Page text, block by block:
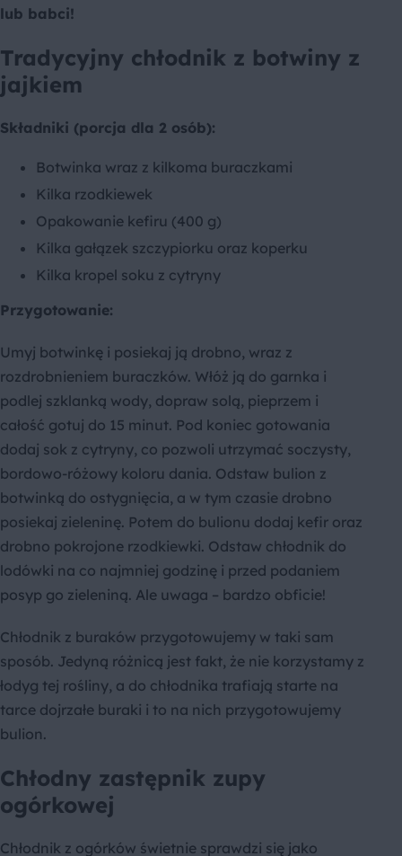
lub babci!
Tradycyjny chłodnik z botwiny z
jajkiem
Składniki (porcja dla 2 osób):
Botwinka wraz z kilkoma buraczkami
Kilka rzodkiewek
Opakowanie kefiru (400 g)
Kilka gałązek szczypiorku oraz koperku
Kilka kropel soku z cytryny
Przygotowanie:
Umyj botwinkę i posiekaj ją drobno, wraz z
rozdrobnieniem buraczków. Włóż ją do garnka i
podlej szklanką wody, dopraw solą, pieprzem i
całość gotuj do 15 minut. Pod koniec gotowania
dodaj sok z cytryny, co pozwoli utrzymać soczysty,
bordowo-różowy koloru dania. Odstaw bulion z
botwinką do ostygnięcia, a w tym czasie drobno
posiekaj zieleninę. Potem do bulionu dodaj kefir oraz
drobno pokrojone rzodkiewki. Odstaw chłodnik do
lodówki na co najmniej godzinę i przed podaniem
posyp go zieleniną. Ale uwaga – bardzo obficie!
Chłodnik z buraków przygotowujemy w taki sam
sposób. Jedyną różnicą jest fakt, że nie korzystamy z
łodyg tej rośliny, a do chłodnika trafiają starte na
tarce dojrzałe buraki i to na nich przygotowujemy
bulion.
Chłodny zastępnik zupy
ogórkowej
Chłodnik z ogórków świetnie sprawdzi się jako